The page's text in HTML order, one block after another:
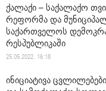
ქალაქი – საქალაქო
რეფორმა და
საქართველოს
რესპუბლიკაში
25.05.2022. 16:18
ინიციატივა